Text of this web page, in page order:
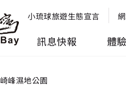
小琉球旅遊生態宣言
訊息快報 體驗
崎峰濕地公園